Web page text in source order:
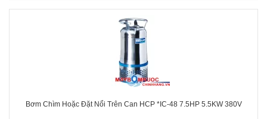
Bơm Chìm Hoặc Đặt Nổi Trên Can HCP *IC-48 7.5HP 5.5KW 380V